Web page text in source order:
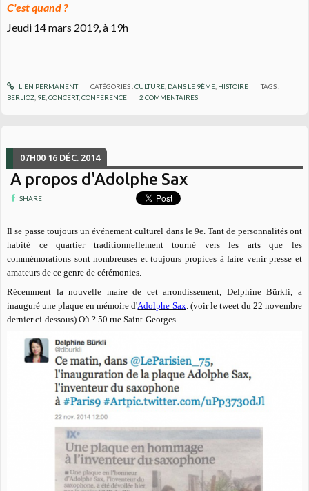
C'est quand ?
Jeudi 14 mars 2019, à 19h
LIEN PERMANENT CATÉGORIES :CULTURE, DANS LE 9ÈME, HISTOIRE
TAGS :
BERLIOZ 9E ,CONCERT,CONFERENCE 2 COMMENTAIRES
07H00 16 DÉC. 2014
A propos d'Adolphe Sax
SHARE
Il se passe toujours un événement culturel dans le 9e. Tant de personnalités ont
habité ce quartier traditionnellement tourné vers les arts que les
commémorations sont nombreuses et toujours propices à faire venir presse et
amateurs de ce genre de cérémonies.
Récemment la nouvelle maire de cet arrondissement, Delphine Bürkli, a
inauguré une plaque en mémoire d'Adolphe Sax . (voir le tweet du 22 novembre
dernier ci-dessous) Où ? 50 rue Saint-Georges.